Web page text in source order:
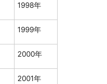
1998年
1999年
2000年
2001年